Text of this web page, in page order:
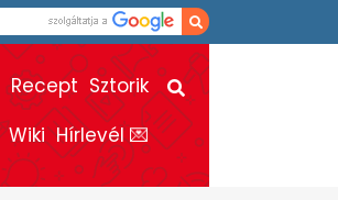
Recept Sztorik
Wiki Hírlevél 💌